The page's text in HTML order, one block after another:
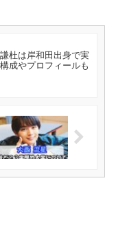
杜は岸和田出身で実
成やプロフィールも